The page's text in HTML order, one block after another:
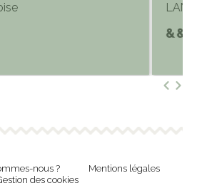
nous ?
Mentions légales
des cookies